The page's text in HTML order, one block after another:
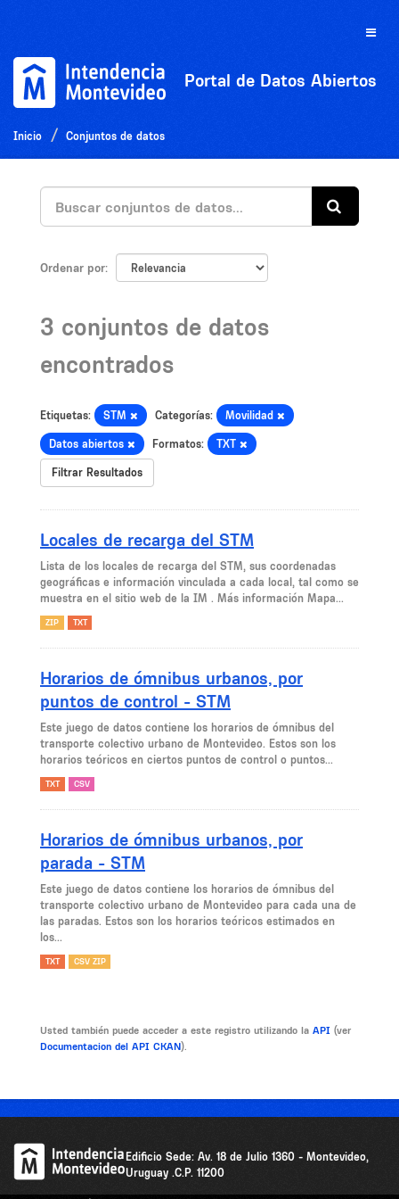
Toggle
Portal de Datos Abiertos
Inicio Conjuntos de datos
Ordenar por
3 conjuntos de datos
encontrados
Etiquetas: STM Categorías: Movilidad
Datos abiertos Formatos: TXT
Filtrar Resultados
Locales de recarga del STM
Lista de los locales de recarga del STM, sus coordenadas
geográficas e información vinculada a cada local, tal como se
muestra en el sitio web de la IM . Más información Mapa...
ZIP TXT
Horarios de ómnibus urbanos, por
puntos de control - STM
Este juego de datos contiene los horarios de ómnibus del
transporte colectivo urbano de Montevideo. Estos son los
horarios teóricos en ciertos puntos de control o puntos...
TXT CSV
Horarios de ómnibus urbanos, por
parada - STM
Este juego de datos contiene los horarios de ómnibus del
transporte colectivo urbano de Montevideo para cada una de
las paradas. Estos son los horarios teóricos estimados en
los...
TXT CSV ZIP
Usted también puede acceder a este registro utilizando la API (ver
Documentacion del API CKAN).
Edificio Sede: Av. 18 de Julio 1360 - Montevideo,
Uruguay .C.P. 11200